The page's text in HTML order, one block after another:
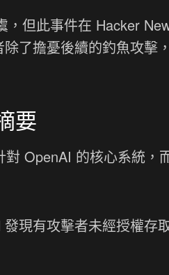
但此事件在 Hacker
了擔憂後續的釣魚攻擊
要
OpenAI 的核心系統，
現有攻擊者未經授權存